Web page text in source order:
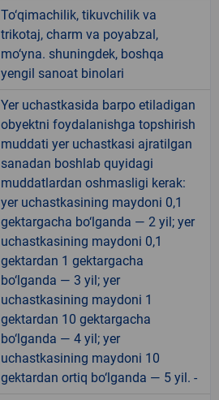
To‘qimachilik, tikuvchilik va
trikotaj, charm va poyabzal,
mo‘yna. shuningdek, boshqa
yengil sanoat binolari
Yer uchastkasida barpo etiladigan
obyektni foydalanishga topshirish
muddati yer uchastkasi ajratilgan
sanadan boshlab quyidagi
muddatlardan oshmasligi kerak:
yer uchastkasining maydoni 0,1
gektargacha bo‘lganda — 2 yil; yer
uchastkasining maydoni 0,1
gektardan 1 gektargacha
bo‘lganda — 3 yil; yer
uchastkasining maydoni 1
gektardan 10 gektargacha
bo‘lganda — 4 yil; yer
uchastkasining maydoni 10
gektardan ortiq bo‘lganda — 5 yil. -